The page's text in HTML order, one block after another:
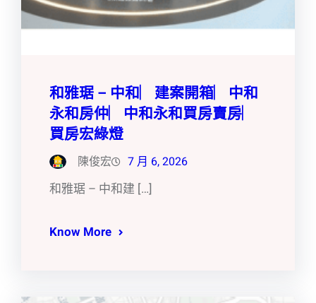
和雅琚 – 中和︳建案開箱︳中和
永和房仲︳中和永和買房賣房︳
買房宏綠燈
陳俊宏 7 月 6, 2026
和雅琚 – 中和建 […]
Know More